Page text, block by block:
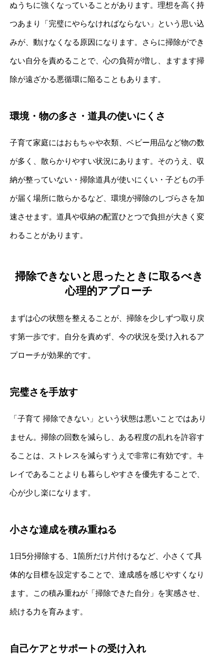
ぬうちに強くなっていることがあります。理想を高く持
つあまり「完璧にやらなければならない」という思い込
みが、動けなくなる原因になります。さらに掃除ができ
ない自分を責めることで、心の負荷が増し、ますます掃
除が遠ざかる悪循環に陥ることもあります。
環境・物の多さ・道具の使いにくさ
子育て家庭にはおもちゃや衣類、ベビー用品など物の数
が多く、散らかりやすい状況にあります。そのうえ、収
納が整っていない・掃除道具が使いにくい・子どもの手
が届く場所に散らかるなど、環境が掃除のしづらさを加
速させます。道具や収納の配置ひとつで負担が大きく変
わることがあります。
掃除できないと思ったときに取るべき
心理的アプローチ
まずは心の状態を整えることが、掃除を少しずつ取り戻
す第一歩です。自分を責めず、今の状況を受け入れるア
プローチが効果的です。
完璧さを手放す
「子育て 掃除できない」という状態は悪いことではあり
ません。掃除の回数を減らし、ある程度の乱れを許容す
ることは、ストレスを減らすうえで非常に有効です。キ
レイであることよりも暮らしやすさを優先することで、
心が少し楽になります。
小さな達成を積み重ねる
1日5分掃除する、1箇所だけ片付けるなど、小さくて具
体的な目標を設定することで、達成感を感じやすくなり
ます。この積み重ねが「掃除できた自分」を実感させ、
続ける力を育みます。
自己ケアとサポートの受け入れ